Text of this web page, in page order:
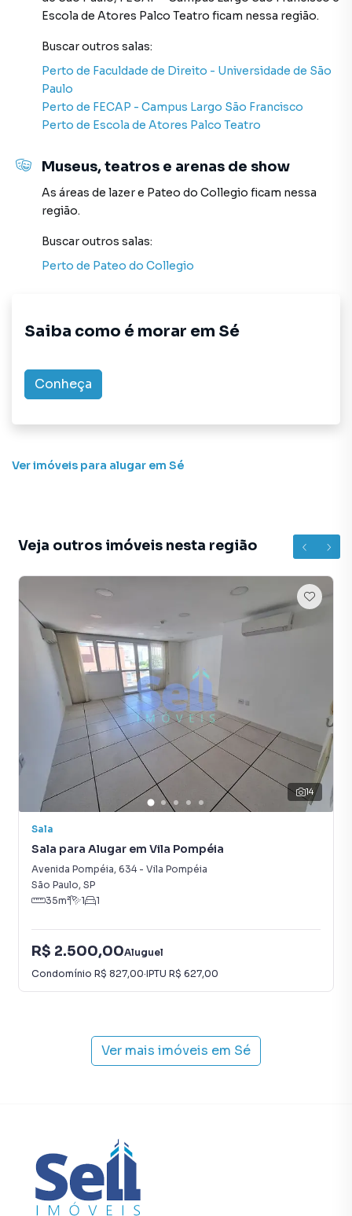
estando na cidade e com a praticidade de fazer tudo
criamos soluções inovadoras para simplificar a relação de
proprietários, inquilinos e compradores com o mercado
imobiliário.
Anuncie seu imóvel! É fácil, rápido e gratuito! A Sell
Na Sell Imóveis você consegue vender ou alugar seu
imóvel muito mais rápido do que em imobiliárias
São Paulo, especialmente em Sé. Isso porque temos uma
equipe de marketing digital focada em produzir
imóvel mais rápido. Contamos também com um time de
atendimento preparada para atender proprietários e
inquilinos.
Escola de Atores Palco Teatro ficam nessa região.
Buscar outros salas:
Perto de Faculdade de Direito - Universidade de São
Paulo
Perto de FECAP - Campus Largo São Francisco
Perto de Escola de Atores Palco Teatro
Museus, teatros e arenas de show
As áreas de lazere Pateo do Collegio ficam nessa
região.
Buscar outros salas:
Perto de Pateo do Collegio
Saiba como é morar em Sé
Conheça
Ver imóveis para alugar em Sé
Veja outros imóveis nesta região
14
Sala
Sala para Alugar em Vila Pompéia
Avenida Pompéia, 634- Vila Pompéia
São Paulo, SP
35m² 1 1
R$ 2.500,00Aluguel
Condomínio R$ 827,00·IPTU R$ 627,00
Ver mais imóveis em Sé